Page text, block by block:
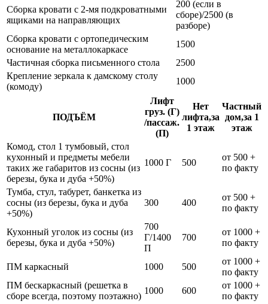
Сборка кровати с 2-мя подкроватными
ящиками на направляющих
200 (если в
сборе)/2500 (в
разборе)
Сборка кровати с ортопедическим
основание на металлокаркасе
1500
Частичная сборка письменного стола
2500
Крепление зеркала к дамскому столу
(комоду)
1000
ПОДЪЁМ
Лифт
груз. (Г)
/пассаж.
(П)
Нет
лифта,за
1 этаж
Частный
дом,за 1
этаж
Комод, стол 1 тумбовый, стол
кухонный и предметы мебели
таких же габаритов из сосны (из
березы, бука и дуба +50%)
1000 Г 500
от 500 +
по факту
Тумба, стул, табурет, банкетка из
сосны (из березы, бука и дуба
+50%)
300 400
от 500 +
по факту
Кухонный уголок из сосны (из
березы, бука и дуба +50%)
700
Г/1400
П
700
от 1000 +
по факту
ПМ каркасный 1000 500
от 1000 +
по факту
ПМ бескаркасный (решетка в
сборе всегда, поэтому поэтажно)
1000 600
от 1000 +
по факту